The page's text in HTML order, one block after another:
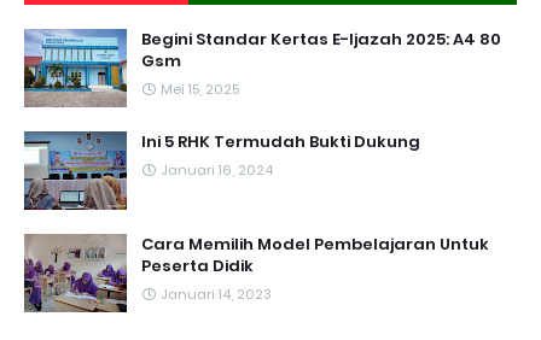
Begini Standar Kertas E-Ijazah 2025: A4 80
Gsm
Mei 15, 2025
Ini 5 RHK Termudah Bukti Dukung
Januari 16, 2024
Cara Memilih Model Pembelajaran Untuk
Peserta Didik
Januari 14, 2023